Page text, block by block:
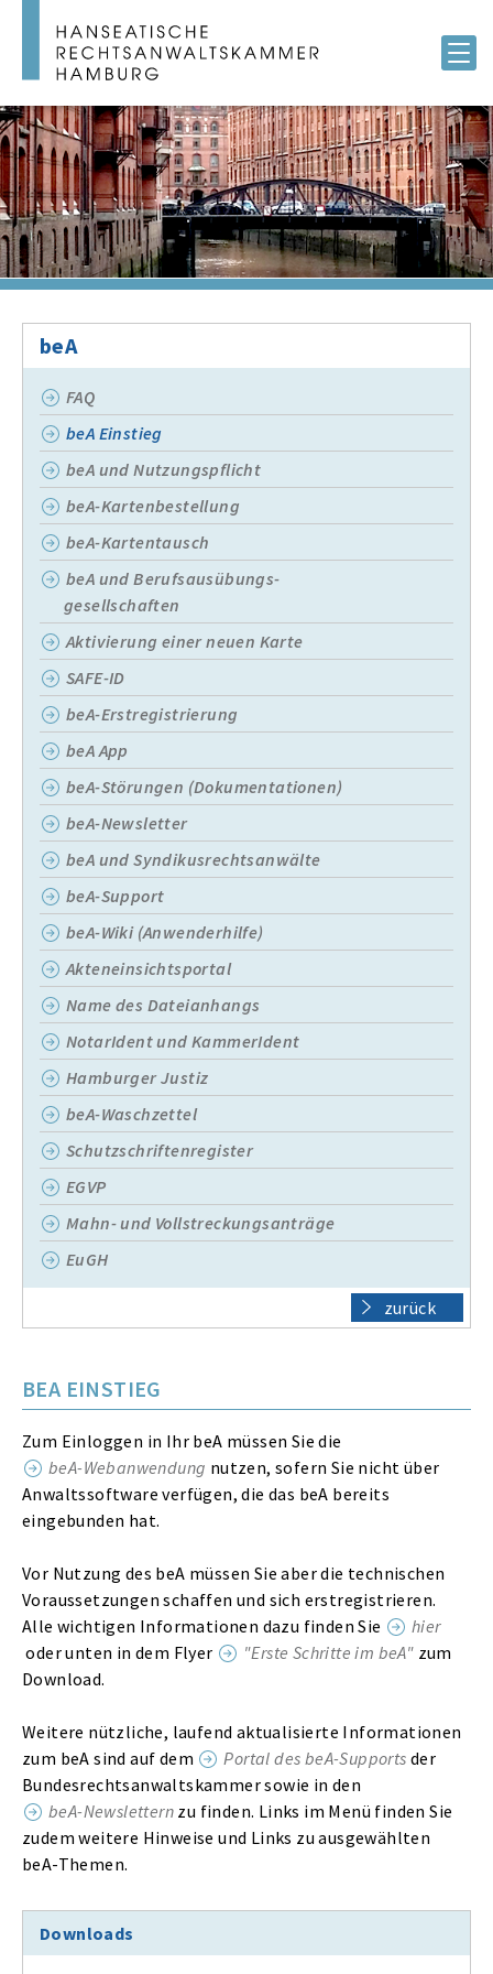
beA
FAQ
beA Einstieg
beA und Nutzungspflicht
beA-Kartenbestellung
beA-Kartentausch
beA und Berufsausübungs-
gesellschaften
Aktivierung einer neuen Karte
SAFE-ID
beA-Erstregistrierung
beA App
beA-Störungen (Dokumentationen)
beA-Newsletter
beA und Syndikusrechtsanwälte
beA-Support
beA-Wiki (Anwenderhilfe)
Akteneinsichtsportal
Name des Dateianhangs
NotarIdent und KammerIdent
Hamburger Justiz
beA-Waschzettel
Schutzschriftenregister
EGVP
Mahn- und Vollstreckungsanträge
EuGH
zurück
BEA EINSTIEG
Zum Einloggen in Ihr beA müssen Sie die
beA-Webanwendung nutzen, sofern Sie nicht über
Anwaltssoftware verfügen, die das beA bereits
eingebunden hat.
Vor Nutzung des beA müssen Sie aber die technischen
Voraussetzungen schaffen und sich erstregistrieren.
Alle wichtigen Informationen dazu finden Sie
hier
oder unten in dem Flyer
"Erste Schritte im beA" zum
Download.
Weitere nützliche, laufend aktualisierte Informationen
zum beA sind auf dem
Portal des beA-Supports der
Bundesrechtsanwaltskammer sowie in den
beA-Newsletternzu finden. Links im Menü finden Sie
zudem weitere Hinweise und Links zu ausgewählten
beA-Themen.
Downloads